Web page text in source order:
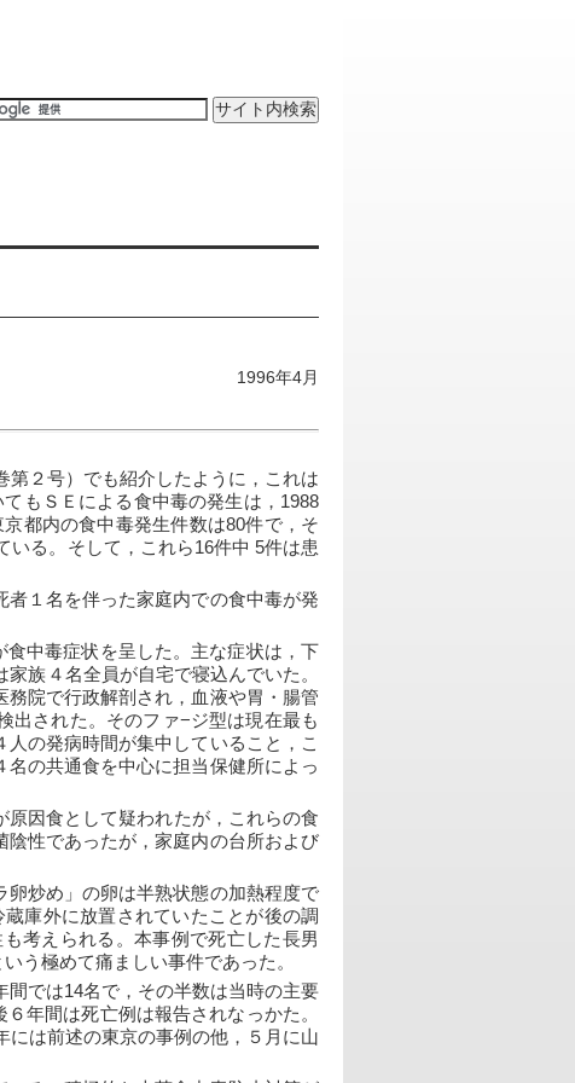
1996年4月
２号）でも紹介したように，これは
もＳＥによる食中毒の発生は，1988
都内の食中毒発生件数は80件で，そ
いる。そして，これら16件中 5件は患
１名を伴った家庭内での食中毒が発
中毒症状を呈した。主な症状は，下
族４名全員が自宅で寝込んでいた。
院で行政解剖され，血液や胃・腸管
出された。そのファ−ジ型は現在最も
の発病時間が集中していること，こ
の共通食を中心に担当保健所によっ
因食として疑われたが，これらの食
性であったが，家庭内の台所および
炒め」の卵は半熟状態の加熱程度で
庫外に放置されていたことが後の調
考えられる。本事例で死亡した長男
う極めて痛ましい事件であった。
では14名で，その半数は当時の主要
年間は死亡例は報告されなっかた。
には前述の東京の事例の他，５月に山